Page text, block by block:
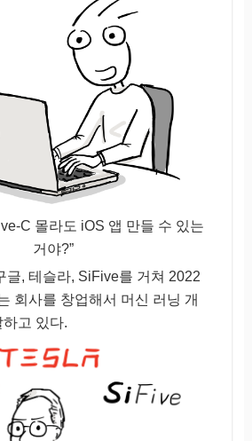
C 몰라도 iOS 앱 만들 수 있는
거야?”
글, 테슬라, SiFive를 거쳐 2022
회사를 창업해서 머신 러닝 개
고 있다.